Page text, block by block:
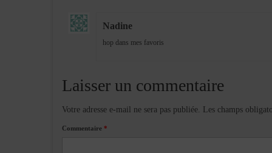
Nadine
hop dans mes favoris
Laisser un commentaire
Votre adresse e-mail ne sera pas publiée. Les champs
Commentaire *